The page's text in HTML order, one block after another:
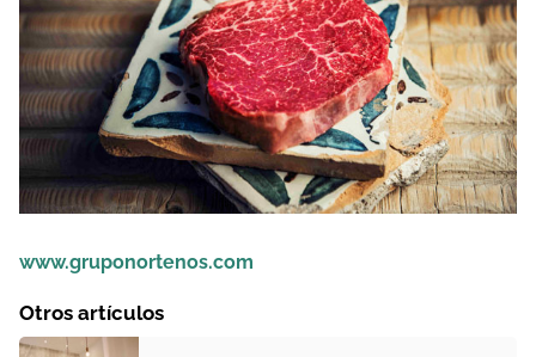
www.gruponortenos.com
Otros artículos